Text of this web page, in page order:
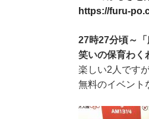
https://furu-
27時27分頃～「
笑いの保育わ
楽しい2人です
無料のイベント